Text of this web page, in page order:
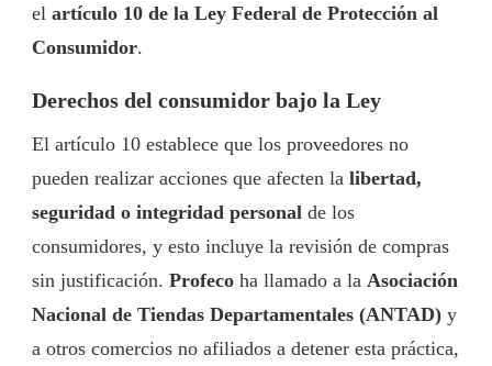
el artículo 10 de la Ley Federal de Protección al
Consumidor.
Derechos del consumidor bajo la Ley
El artículo 10 establece que los proveedores no
pueden realizar acciones que afecten la libertad,
seguridad o integridad personal de los
consumidores, y esto incluye la revisión de compras
sin justificación. Profeco ha llamado a la Asociación
Nacional de Tiendas Departamentales (ANTAD) y
a otros comercios no afiliados a detener esta práctica,